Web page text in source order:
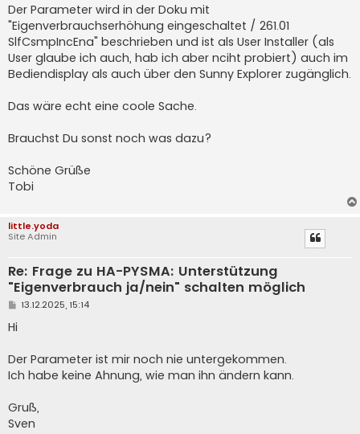
Der Parameter wird in der Doku mit
"Eigenverbrauchserhöhung eingeschaltet / 261.01
SlfCsmpIncEna" beschrieben und ist als User Installer (als
User glaube ich auch, hab ich aber nciht probiert) auch im
Bediendisplay als auch über den Sunny Explorer zugänglich.
Das wäre echt eine coole Sache.
Brauchst Du sonst noch was dazu?
Schöne Grüße
Tobi
little.yoda
Site Admin
Re: Frage zu HA-PYSMA: Unterstützung
"Eigenverbrauch ja/nein" schalten möglich
B
a
g
13.12.2025, 15:14
Hi
Der Parameter ist mir noch nie untergekommen.
Ich habe keine Ahnung, wie man ihn ändern kann.
Gruß,
Sven